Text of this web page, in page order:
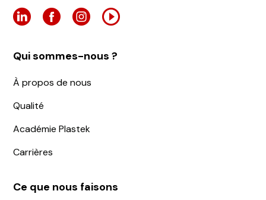
Qui sommes-nous ?
À propos de nous
Qualité
Académie Plastek
Carrières
Ce que nous faisons